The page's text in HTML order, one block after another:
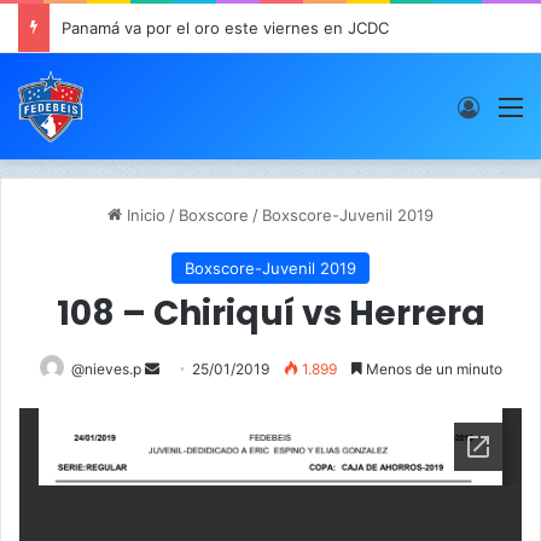
Panamá va por el oro este viernes en JCDC
Inicio / Boxscore / Boxscore-Juvenil 2019
Boxscore-Juvenil 2019
108 – Chiriquí vs Herrera
@nieves.p
S
d
a
25/01/2019 1.899 Menos de un minuto